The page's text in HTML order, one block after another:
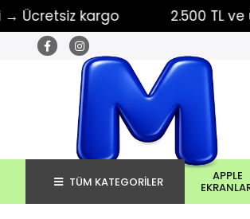
kargo 2.500 TL ve
TÜM KATEGORİLER APPLE